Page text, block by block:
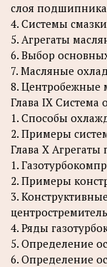
слоя подшипника
4. Системы
5. Агрегаты
6. Выбор
7. Масляные
8. Центробежные
Глава IX Система
1. Способы
2. Примеры
Глава X
1.
2. Примеры
3.
4. Ряды
5. Определение
6. Определение